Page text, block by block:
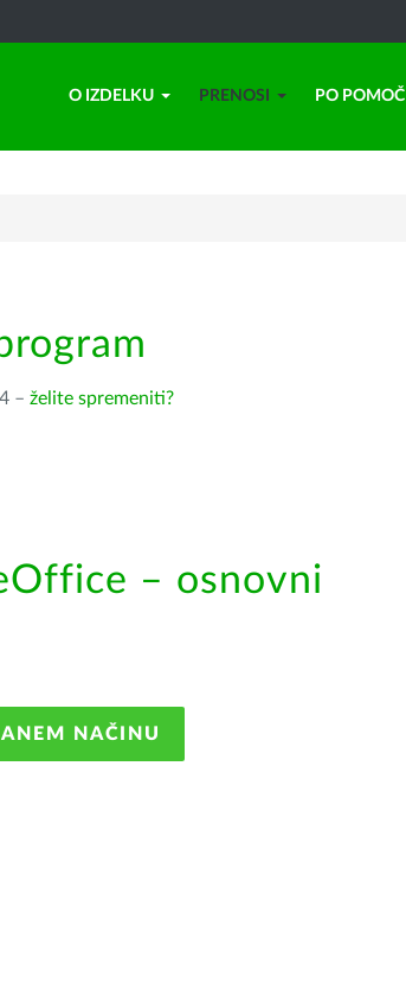
O IZDELKU PRENOSI PO POMOČ
– želite spremeniti?
– osnovni
NAČINU